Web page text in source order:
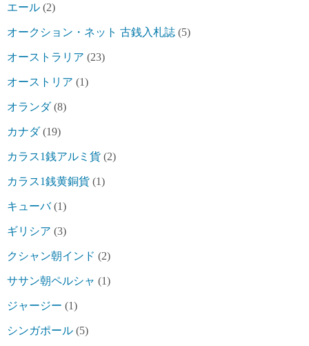
エール (2)
オークション・ネット 古銭入札誌 (5)
オーストラリア (23)
オーストリア (1)
オランダ(8)
カナダ(19)
カラス1銭アルミ貨 (2)
カラス1銭黄銅貨 (1)
キューバ(1)
ギリシア (3)
クシャン朝インド (2)
ササン朝ペルシャ (1)
ジャージー (1)
シンガポール (5)